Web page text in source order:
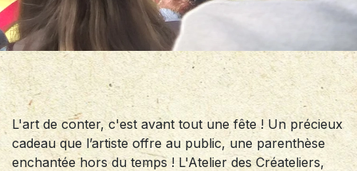
L'art de conter, c'est avant tout une fête ! Un précieux
cadeau que l’artiste offre au public, une parenthèse
enchantée hors du temps ! L'Atelier des Créateliers,